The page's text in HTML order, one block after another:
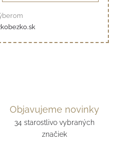
Objavujeme novinky
34 starostlivo vybraných
značiek